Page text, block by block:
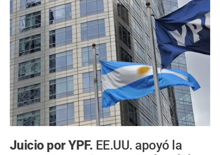
Juicio por YPF. EE.UU. apoyó la